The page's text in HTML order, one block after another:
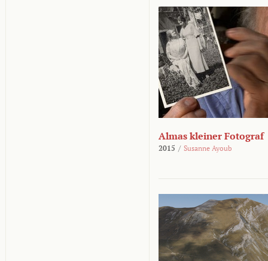
Almas kleiner Fotograf
2015 / Susanne Ayoub